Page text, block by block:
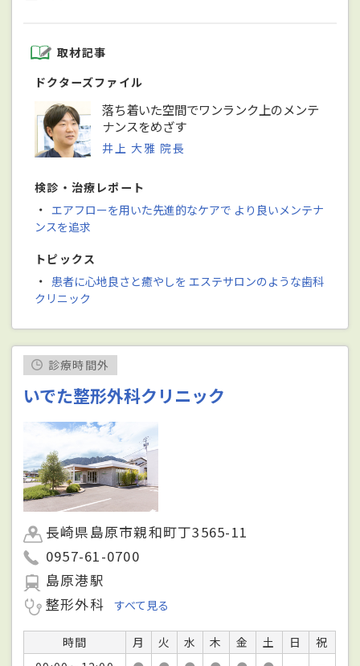
取材記事
ドクターズファイル
落ち着いた空間でワンランク上のメンテ
ナンスをめざす
井上 大雅 院長
検診・治療レポート
・ エアフローを用いた先進的なケアで より良いメンテナ
ンスを追求
トピックス
・ 患者に心地良さと癒やしを エステサロンのような歯科
クリニック
診療時間外
いでた整形外科クリニック
長崎県島原市親和町丁3565-11
0957-61-0700
島原港駅
整形外科
すべて見る
時間 月 火 水 木 金 土 日
祝